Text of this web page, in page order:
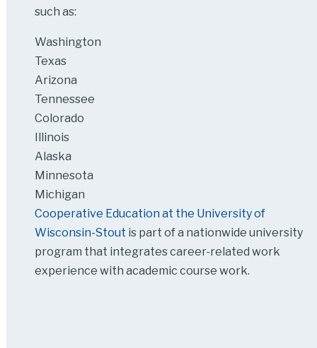
such as:
Washington
Texas
Arizona
Tennessee
Colorado
Illinois
Alaska
Minnesota
Michigan
Cooperative Education at the University of
Wisconsin-Stout is part of a nationwide university
program that integrates career-related work
experience with academic course work.